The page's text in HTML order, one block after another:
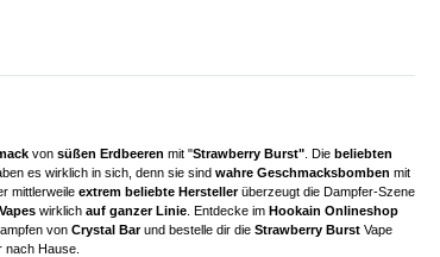
von süßen Erdbeeren mit "Strawberry Burst" . Die beliebten
es wirklich in sich, denn sie sind wahre Geschmacksbomben mit
mittlerweile extrem beliebte Herstellerüberzeugt die Dampfer-Szene
wirklich auf ganzer Linie . Entdecke im Hookain Onlineshop
von Crystal Barund bestelle dir die Strawberry Burst Vape
nach Hause.